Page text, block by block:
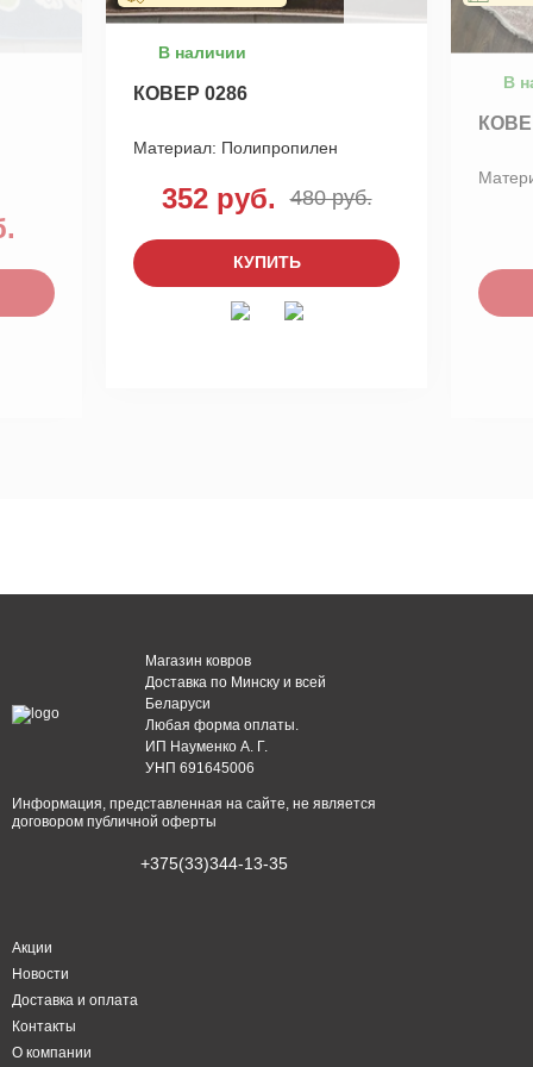
В наличии
КОВЕР 0286
Материал: Полипропилен
352 руб. 480 руб.
КУПИТЬ
В
Магазин ковров
Доставка по Минску и всей
Беларуси
Любая форма оплаты.
ИП Науменко А. Г.
УНП 691645006
Информация, представленная на сайте, не является
договором публичной оферты
+375(33)344-13-35
Акции
Новости
Доставка и оплата
Контакты
О компании